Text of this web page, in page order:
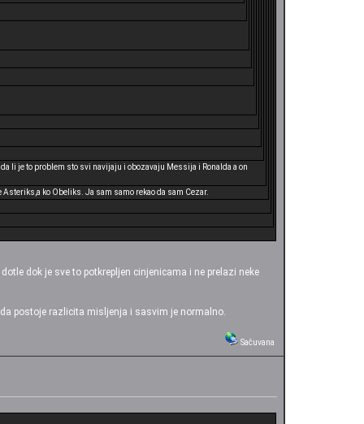
li je to problem sto svi navijaju i obozavaju Messija i Ronalda a on
ko Obeliks. Ja sam samo rekao da sam Cezar.
dok je sve to potkrepljen cinjenicama i ne prelazi neke
postoje razlicita misljenja i sasvim je normalno.
Sačuvana